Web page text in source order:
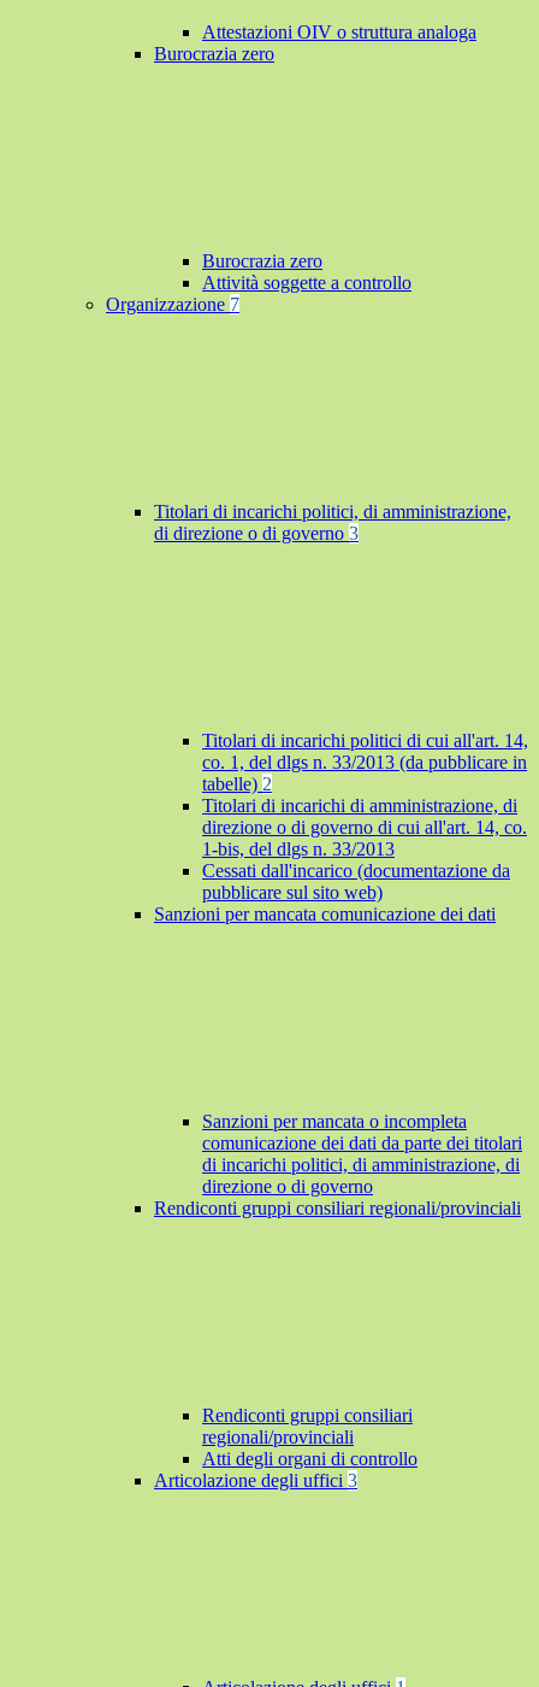
Attestazioni OIV o struttura analoga
Burocrazia zero
Burocrazia zero
Attività soggette a controllo
Organizzazione 7
Titolari di incarichi politici, di amministrazione,
di direzione o di governo 3
Titolari di incarichi politici di cui all'art. 14,
co. 1, del dlgs n. 33/2013 (da pubblicare in
tabelle) 2
Titolari di incarichi di amministrazione, di
direzione o di governo di cui all'art. 14, co.
1-bis, del dlgs n. 33/2013
Cessati dall'incarico (documentazione da
pubblicare sul sito web)
Sanzioni per mancata comunicazione dei dati
Sanzioni per mancata o incompleta
comunicazione dei dati da parte dei titolari
di incarichi politici, di amministrazione, di
direzione o di governo
Rendiconti gruppi consiliari regionali/provinciali
Rendiconti gruppi consiliari
regionali/provinciali
Atti degli organi di controllo
Articolazione degli uffici 3